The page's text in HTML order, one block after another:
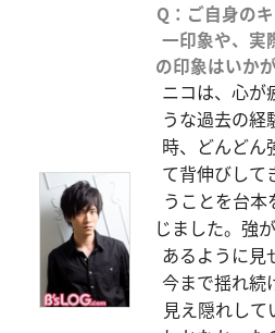
Q：ご自身の
一印象や、実
の印象はいか
ニコは、心が
うな過去の経
時、どんどん
て背伸びして
うことを台本
じました。強
あるように見
今まで揺れ続
見え隠れして